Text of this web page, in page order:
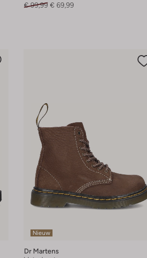
€ 99,99 € 69,99
Nieuw
Dr Martens